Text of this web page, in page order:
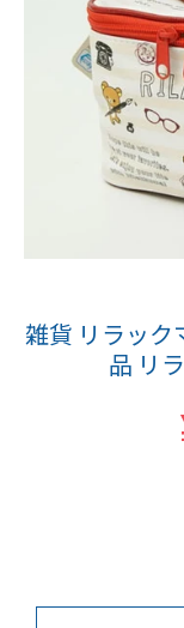
雑貨 リラック
品 リ